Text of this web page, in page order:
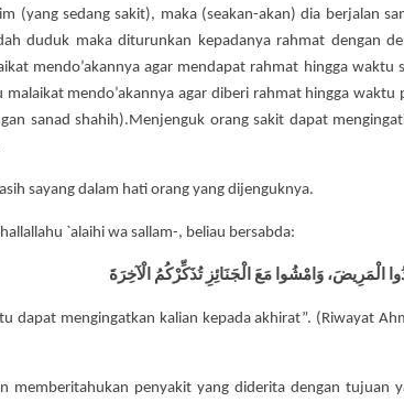
(yang sedang sakit), maka (seakan-akan) dia berjalan
duduk maka diturunkan kepadanya rahmat dengan
mendo’akannya agar mendapat rahmat hingga waktu
mendo’akannya agar diberi rahmat hingga waktu
sanad shahih).Menjenguk orang sakit dapat
sayang dalam hati orang yang dijenguknya.
`alaihi wa sallam-, beliau bersabda:
الْمَرِيضَ، وَامْشُوا مَعَ الْجَنَائِزِ تُذَكِّرْكُمُ الْآخِرَةَ
dapat mengingatkan kalian kepada akhirat”. (Riwayat
memberitahukan penyakit yang diderita dengan tujuan